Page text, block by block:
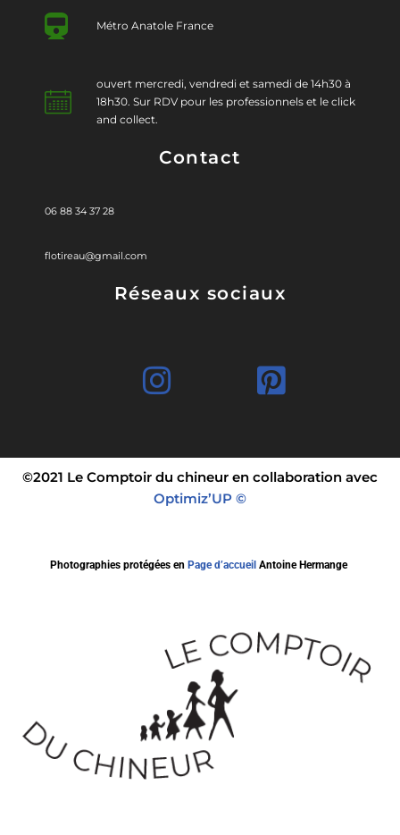
Métro Anatole France
ouvert mercredi, vendredi et samedi de 14h30 à
18h30. Sur RDV pour les professionnels et le click
and collect.
Contact
06 88 34 37 28
flotireau@gmail.com
Réseaux sociaux
©2021 Le Comptoir du chineur en collaboration avec
Optimiz’UP ©
Photographies protégées en Page d’accueil Antoine Hermange